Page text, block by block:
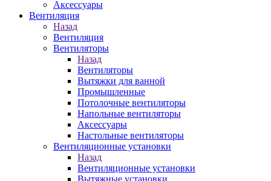
Аксессуары
Вентиляция
Назад
Вентиляция
Вентиляторы
Назад
Вентиляторы
Вытяжки для ванной
Промышленные
Потолочные вентиляторы
Напольные вентиляторы
Аксессуары
Настольные вентиляторы
Вентиляционные установки
Назад
Вентиляционные установки
Вытяжные установки